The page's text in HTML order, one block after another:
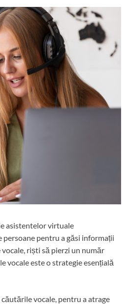
asistentelor virtuale
persoane pentru a găsi informații
riști să pierzi un număr
vocale este o strategie esențială
vocale, pentru a atrage